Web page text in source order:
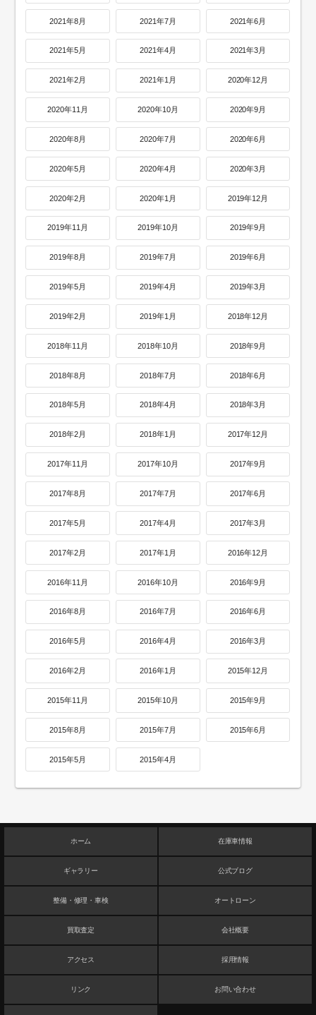
2021年8月 2021年7月 2021年6月
2021年5月 2021年4月 2021年3月
2021年2月 2021年1月 2020年12月
2020年11月 2020年10月 2020年9月
2020年8月 2020年7月 2020年6月
2020年5月 2020年4月 2020年3月
2020年2月 2020年1月 2019年12月
2019年11月 2019年10月 2019年9月
2019年8月 2019年7月 2019年6月
2019年5月 2019年4月 2019年3月
2019年2月 2019年1月 2018年12月
2018年11月 2018年10月 2018年9月
2018年8月 2018年7月 2018年6月
2018年5月 2018年4月 2018年3月
2018年2月 2018年1月 2017年12月
2017年11月 2017年10月 2017年9月
2017年8月 2017年7月 2017年6月
2017年5月 2017年4月 2017年3月
2017年2月 2017年1月 2016年12月
2016年11月 2016年10月 2016年9月
2016年8月 2016年7月 2016年6月
2016年5月 2016年4月 2016年3月
2016年2月 2016年1月 2015年12月
2015年11月 2015年10月 2015年9月
2015年8月 2015年7月 2015年6月
2015年5月 2015年4月
ホーム 在庫車情報
ギャラリー 公式ブログ
整備・修理・車検 オートローン
買取査定 会社概要
アクセス 採用情報
リンク お問い合わせ